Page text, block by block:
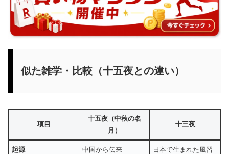
似た雑学・比較（十五夜との違い）
項目
十五夜（中秋の名
月）
十三夜
起源 中国から伝来 日本で生まれた風習